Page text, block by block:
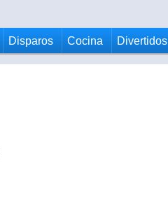
Disparos Cocina Divertidos